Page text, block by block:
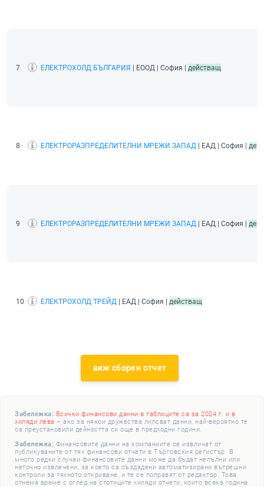
7 ЕЛЕКТРОХОЛД БЪЛГАРИЯ | ЕООД | София | действащ
8 ЕЛЕКТРОРАЗПРЕДЕЛИТЕЛНИ МРЕЖИ ЗАПАД | ЕАД | София |
9 ЕЛЕКТРОРАЗПРЕДЕЛИТЕЛНИ МРЕЖИ ЗАПАД | ЕАД | София |
10 ЕЛЕКТРОХОЛД ТРЕЙД | ЕАД | София | действащ
виж сборен отчет
Забележка: Всички финансови данни в таблиците са за 2024 г. и в
хиляди лева – ако за някои дружества липсват данни, най-вероятно те
са преустановили дейността си още в предходни години.
Забележка: Финансовите данни на компаниите се извличат от
публикуваните от тях финансови отчети в Търговския регистър. В
много редки случаи финансовите данни може да бъдат непълни или
неточно извлечени, за което са създадени автоматизирани вътрешни
контроли за тяхното откриване, и те се поправят от редактор. Това
отнема време с оглед на стотиците хиляди отчети, които всяка година